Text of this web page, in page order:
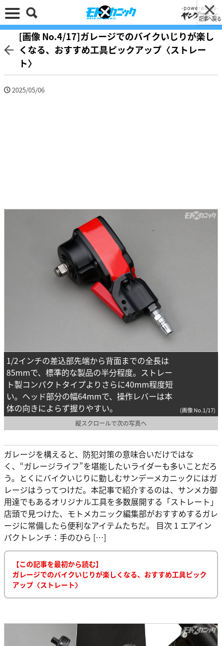
記事へ戻る
[画像 No.4/17]ガレージでのバイクいじりが楽し
くなる、おすすめ工具ピックアップ〈ストレー
ト〉
2025/05/06
1/2インチの差込部先端から背面までの全長は
85mmで、標準的な製品の半分程度。ストレー
ト製コンパクトタイプよりさらに40mm程度短
い。ヘッド部分の幅64mmで、操作レバーは本
体の向きによらず握りやすい。
(画像 No.1/17)
縦スクロールで次の写真へ
ガレージを構えると、防犯対策の意味合いだけではな
く、“ガレージライフ”を堪能したいライダーも多いことだろ
う。とくにバイクいじりに勤しむサンデーメカニックにはガ
レージはうってつけだ。本記事で紹介するのは、サンメカ御
用達でもあるオリジナル工具を多数展開する「ストレート」
店頭で見つけた、モトメカニック編集部がおすすめするガレ
ージに常備したら便利なアイテムたちだ。 目次 1 エアイン
パクトレンチ：手のひら […]
【この記事を最初から読む】
ガレージでのバイクいじりが楽しくなる、おすすめ工具ピック
アップ〈ストレート〉